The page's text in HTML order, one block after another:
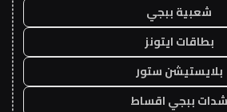
شعبية ببجي
بطاقات ايتونز
بلايستيشن ستور
شدات ببجي اقساط